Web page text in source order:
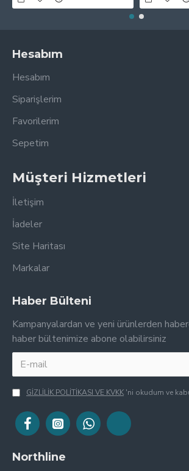
Hesabım
Hesabım
Siparişlerim
Favorilerim
Sepetim
Müşteri Hizmetleri
İletişim
İadeler
Site Haritası
Markalar
Haber Bülteni
Kampanyalardan ve yeni ürünlerden
haber bültenimize abone olabilirsiniz
GİZLİLİK POLİTİKASI VE KVKK 'ni okudum ve
Northline